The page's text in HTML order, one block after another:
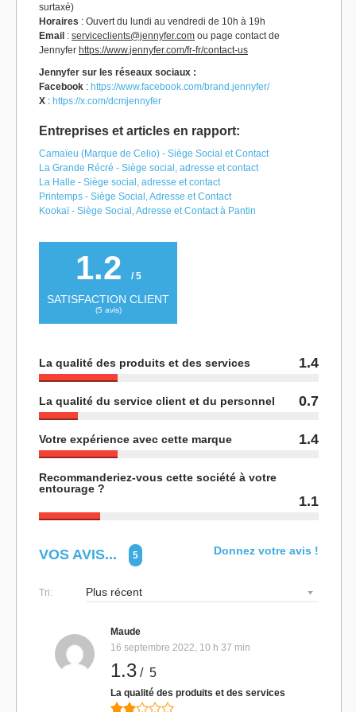
surtaxé)
Horaires : Ouvert du lundi au vendredi de 10h à 19h
Email : serviceclients@jennyfer.com ou page contact de
Jennyfer https://www.jennyfer.com/fr-fr/contact-us
Jennyfer sur les réseaux sociaux :
Facebook : https://www.facebook.com/brand.jennyfer/
X : https://x.com/dcmjennyfer
Entreprises et articles en rapport:
Camaïeu (Marque de Celio) - Siège Social et Contact
La Grande Récré - Siège social, adresse et contact
La Halle - Siège social, adresse et contact
Printemps - Siège Social, Adresse et Contact
Kookaï - Siège Social, Adresse et Contact à Pantin
1.2 / 5
SATISFACTION CLIENT
(5 avis)
La qualité des produits et des services 1.4
La qualité du service client et du personnel 0.7
Votre expérience avec cette marque 1.4
Recommanderiez-vous cette société à votre
entourage ?
1.1
VOS AVIS... 5 Donnez votre avis !
Tri:
Maude
16 septembre 2022, 10 h 37 min
1.3 / 5
La qualité des produits et des services